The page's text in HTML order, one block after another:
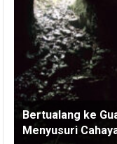
Bertualang ke
Menyusuri